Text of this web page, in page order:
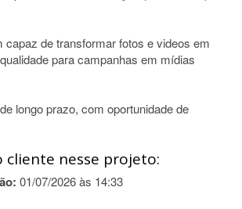
capaz de transformar fotos e videos em
para campanhas em mídias
longo prazo, com oportunidade de
cliente nesse projeto:
01/07/2026 às 14:33